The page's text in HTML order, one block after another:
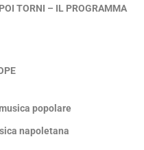
TORNI – IL PROGRAMMA
popolare
napoletana